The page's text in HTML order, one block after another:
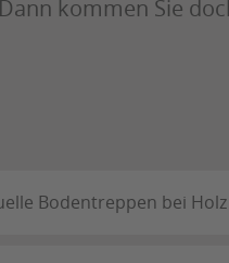
kommen Sie
Bodentreppen bei